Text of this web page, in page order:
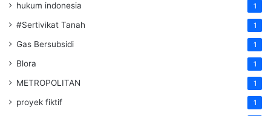
hukum indonesia 1
#Sertivikat Tanah 1
Gas Bersubsidi 1
Blora 1
METROPOLITAN 1
proyek fiktif 1